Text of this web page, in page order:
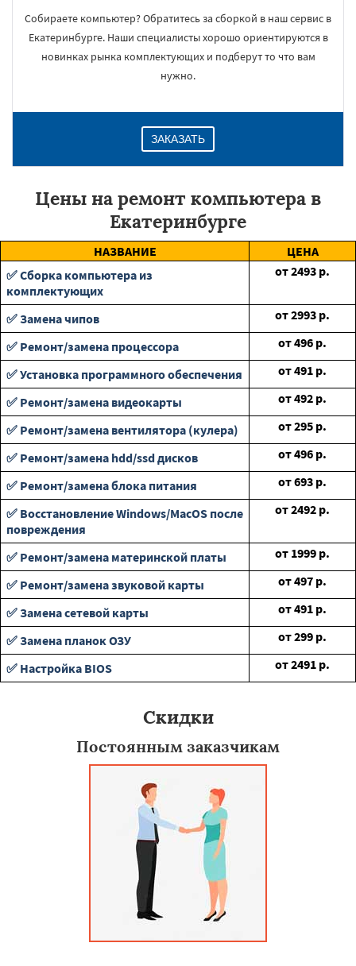
Собираете компьютер? Обратитесь за сборкой в наш сервис в
Екатеринбурге. Наши специалисты хорошо ориентируются в
новинках рынка комплектующих и подберут то что вам
нужно.
ЗАКАЗАТЬ
Цены на ремонт компьютера в
Екатеринбурге
НАЗВАНИЕ
ЦЕНА
✅ Сборка компьютера из
комплектующих
от2493 р.
✅ Замена чипов от2993 р.
✅ Ремонт/замена процессора
от496 р.
✅ Установка программного обеспечения
от491 р.
✅ Ремонт/замена видеокарты
от492 р.
✅ Ремонт/замена вентилятора (кулера)
от295 р.
✅ Ремонт/замена hdd/ssd дисков
от496 р.
✅ Ремонт/замена блока питания
от693 р.
✅ Восстановление Windows/MacOS после
повреждения
от2492 р.
✅ Ремонт/замена материнской платы от 1999 р.
✅ Ремонт/замена звуковой карты
от497 р.
✅ Замена сетевой карты
от491 р.
✅ Замена планок ОЗУ
от299 р.
✅ Настройка BIOS
от2491 р.
Скидки
Постоянным заказчикам